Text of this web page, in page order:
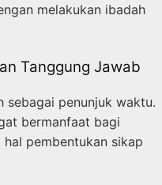
melakukan ibadah
Tanggung Jawab
sebagai penunjuk waktu.
bermanfaat bagi
pembentukan sikap